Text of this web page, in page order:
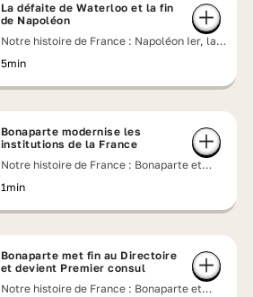
La défaite de Waterloo et la fin
de Napoléon
Notre histoire de France : Napoléon Ier, la
5min
Bonaparte modernise les
institutions de la France
Notre histoire de France : Bonaparte et
1min
Bonaparte met fin au Directoire
et devient Premier consul
Notre histoire de France : Bonaparte et